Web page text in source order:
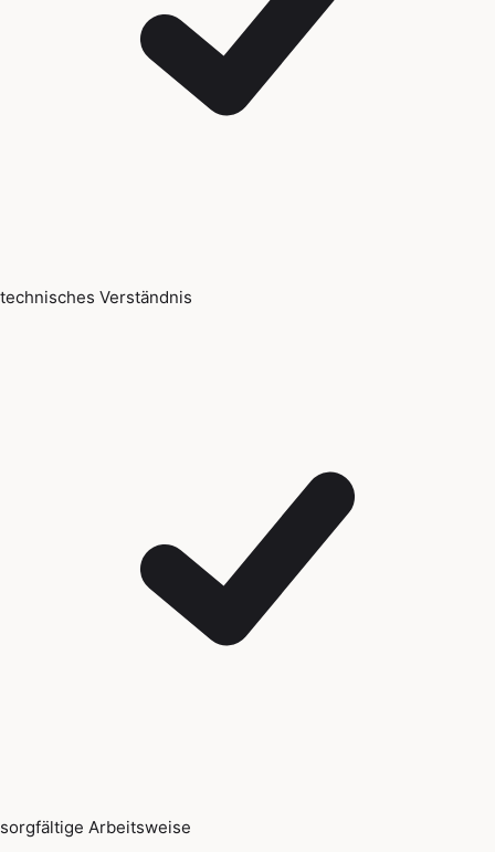
technisches Verständnis
sorgfältige Arbeitsweise